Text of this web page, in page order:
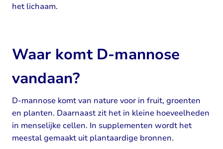
het lichaam.
Waar komt D-mannose
vandaan?
D-mannose komt van nature voor in fruit, groenten
en planten. Daarnaast zit het in kleine hoeveelheden
in menselijke cellen. In supplementen wordt het
meestal gemaakt uit plantaardige bronnen.